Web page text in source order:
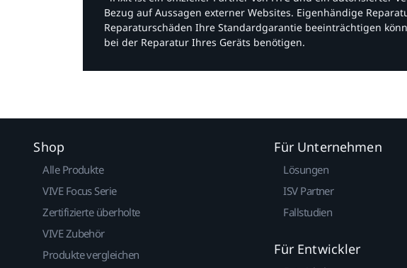
Bezug auf Aussagen externer Websites. Eigenhändige
Reparaturschäden Ihre Standardgarantie beeinträchtigen
bei der Reparatur Ihres Geräts benötigen.​
Shop
Alle Produkte
VIVE Focus Serie
Zertifizierte überholte
VIVE Zubehör
Produkte vergleichen
Für Unternehmen
Lösungen
ISV Partner
Fallstudien
Für Entwickler